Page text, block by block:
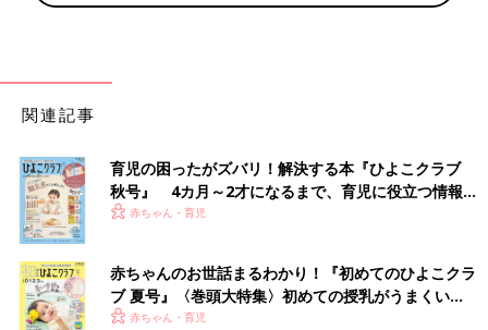
関連記事
育児の困ったがズバリ！解決する本『ひよこクラブ
秋号』 4カ月～2才になるまで、育児に役立つ情報が
いっぱい！
赤ちゃん・育児
赤ちゃんのお世話まるわかり！『初めてのひよこクラ
ブ 夏号』〈巻頭大特集〉初めての授乳がうまくい
く！ おっぱい・ミルクの基本と夏のトラブル 解決テ
赤ちゃん・育児